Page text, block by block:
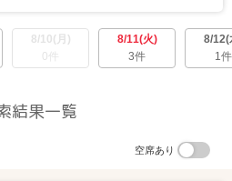
8/10(月)
0件
8/11(火)
3件
8/12(
1件
結果一覧
空席あり